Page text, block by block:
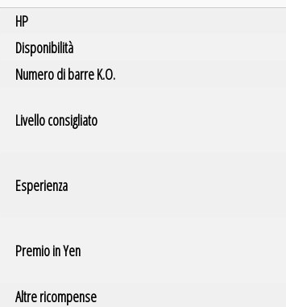
HP
Disponibilità
Numero di barre K.O.
Livello consigliato
Esperienza
Premio in Yen
Altre ricompense